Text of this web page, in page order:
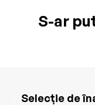
S-ar
Selecție de